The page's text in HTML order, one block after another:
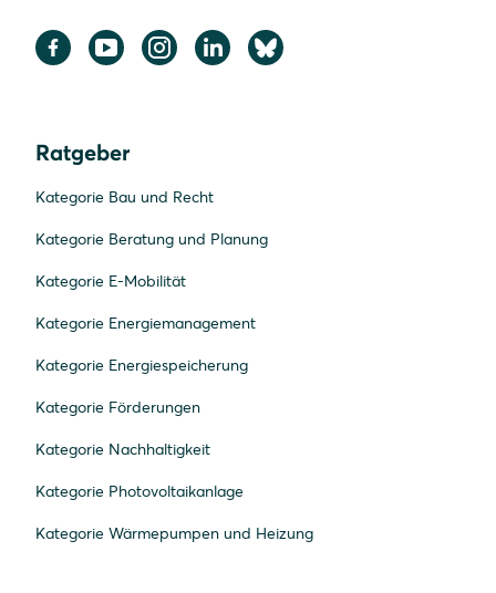
Ratgeber
Kategorie Bau und Recht
Kategorie Beratung und Planung
Kategorie E-Mobilität
Kategorie Energiemanagement
Kategorie Energiespeicherung
Kategorie Förderungen
Kategorie Nachhaltigkeit
Kategorie Photovoltaikanlage
Kategorie Wärmepumpen und Heizung